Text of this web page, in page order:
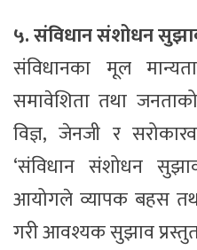
५. संविधान संशोधन
संविधानका मूल
समावेशिता तथा
विज्ञ, जेनजी र
‘संविधान संशोधन
आयोगले व्यापक बहस
गरी आवश्यक सुझाव